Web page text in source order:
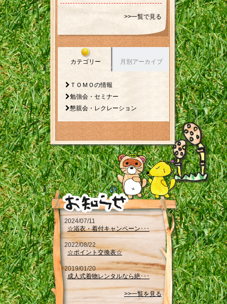
>>一覧で見る
カテゴリー 月別アーカイブ
ＴＯＭＯの情報
勉強会・セミナー
懇親会・レクレーション
2024/07/11
☆浴衣・着付キャンペーン･･･
2022/08/22
☆ポイント交換表☆
2019/01/20
成人式着物レンタルなら絶･･･
>>一覧を見る